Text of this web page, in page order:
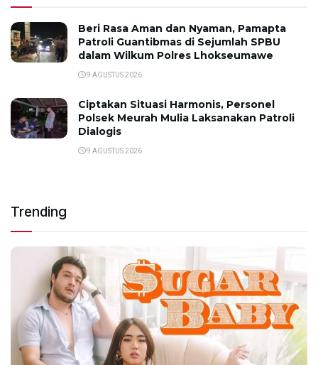
Beri Rasa Aman dan Nyaman, Pamapta
Patroli Guantibmas di Sejumlah SPBU
dalam Wilkum Polres Lhokseumawe
9 AGUSTUS 2026
Ciptakan Situasi Harmonis, Personel
Polsek Meurah Mulia Laksanakan Patroli
Dialogis
9 AGUSTUS 2026
Trending